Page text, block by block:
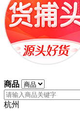
商品
杭州